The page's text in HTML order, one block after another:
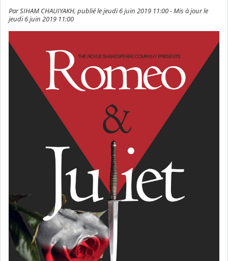
Par SIHAM CHAUIYAKH, publié le jeudi 6 juin 2019 11:00 - Mis à jour le
jeudi 6 juin 2019 11:00